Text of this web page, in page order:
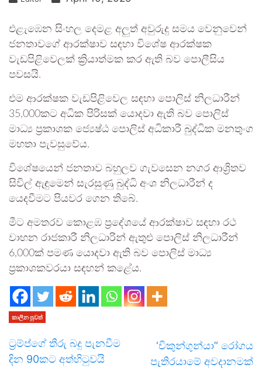
එළැඹෙන සිංහල දෙමළ අලුත් අවුරුදු සමය වෙනුවෙන්
ජනතාවගේ ආරක්ෂාව සඳහා විශේෂ ආරක්ෂක
වැඩපිළිවෙලක් ක්‍රියාත්මක කර ඇති බව පොලීසිය
පවසයි.
එම ආරක්ෂක වැඩපිළිවෙල සඳහා පොලිස් නිලධාරීන්
35,000කට අධික පිරිසක් යොදවා ඇති බව පොලිස්
මාධ්‍ය ප්‍රකාශක ජ්‍යෙෂ්ඨ පොලිස් අධිකාරී බුද්ධික මනතුංග
මහතා පැවසුවේය.
විශේෂයෙන් ජනතාව බහුලව ගැවසෙන නගර ආශ්‍රිතව
සිවිල් ඇඳුමෙන් සැරසුණු බුද්ධි අංශ නිලධාරීන් ද
යෙදවීමට පියවර ගෙන තිබේ.
මීට අමතරව කොළඹ ප්‍රදේශයේ ආරක්ෂාව සඳහා රථ
වාහන රාජකාරී නිලධාරින් ඇතුළු පොලිස් නිලධාරීන්
6,000ක් පමණ යොදවා ඇති බව පොලිස් මාධ්‍ය
ප්‍රකාශකවරයා සඳහන් කළේය.
කාලීන පුවත්
ට්‍රම්ප්ගේ තීරු බදු පැනවීම
දින 90කට අත්හිටුවයි
‘චිකුන්ගුන්යා” රෝගය
පැතිරයාමේ අවදානමක්